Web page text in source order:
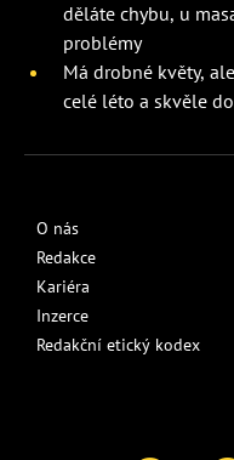
děláte chybu, u
problémy
Má drobné květy,
celé léto a skvěle
O nás
Redakce
Kariéra
Inzerce
Redakční etický kodex